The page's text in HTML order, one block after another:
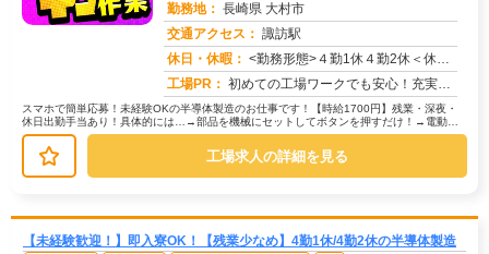
勤務地： 長崎県 大村市
交通アクセス： 諏訪駅
休日・休暇： <勤務形態>４勤1休４勤2休＜休日＞シフトカレンダーによる
工場PR： 初めての工場ワークでも安心！充実の研修制度と先輩スタッフのサポートで、未経験からでも安心してスタートできます。→ ...
スマホで簡単応募！未経験OKの半導体製造のお仕事です！【時給1700円】残業・深夜・
休日出勤手当あり！具体的には…→部品を機械にセットしてボタンを押すだけ！→電動ド
ライバーで部品を組み付ける作業...
工場求人の詳細を見る
【未経験歓迎！】即入寮OK！【残業少なめ】4勤1休/4勤2休の半導体製造